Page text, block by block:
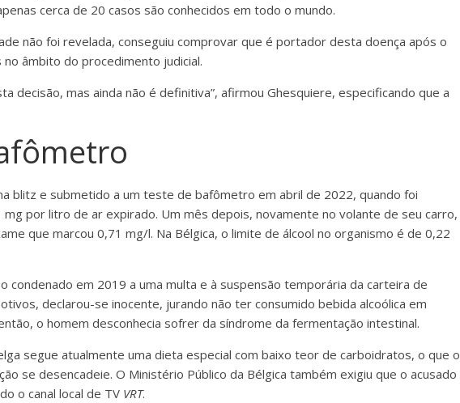
cerca de 20 casos são conhecidos em todo o mundo.
não foi revelada, conseguiu comprovar que é portador desta doença após o
âmbito do procedimento judicial.
decisão, mas ainda não é definitiva”, afirmou Ghesquiere, especificando que a
blitz e submetido a um teste de bafômetro em abril de 2022, quando foi
por litro de ar expirado. Um mês depois, novamente no volante de seu carro,
que marcou 0,71 mg/l. Na Bélgica, o limite de álcool no organismo é de 0,22
condenado em 2019 a uma multa e à suspensão temporária da carteira de
declarou-se inocente, jurando não ter consumido bebida alcoólica em
o homem desconhecia sofrer da síndrome da fermentação intestinal.
segue atualmente uma dieta especial com baixo teor de carboidratos, o que o
se desencadeie. O Ministério Público da Bélgica também exigiu que o acusado
o canal local de TV VRT.